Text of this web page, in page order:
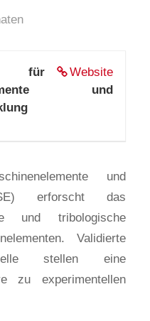
Website
für
und
und
erforscht das
und tribologische
Validierte
stellen eine
zu experimentellen